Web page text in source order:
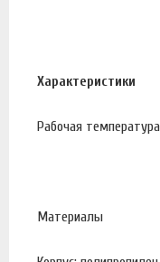
Характеристики
Рабочая
Материалы